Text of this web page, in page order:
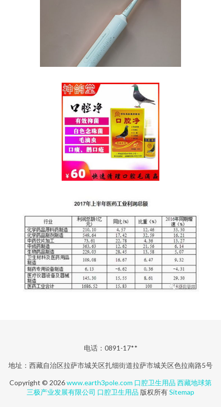
电话：0891-17**
地址：西藏自治区拉萨市城关区扎细街道拉萨市城关区色拉南路5号
Copyright © 2026www.earth3pole.com 口腔卫生用品 西藏地球第
三极产业发展有限公司 口腔卫生用品 版权所有Sitemap